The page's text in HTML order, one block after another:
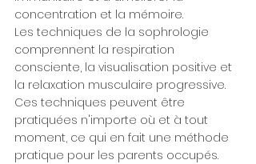
concentration et la mémoire.
Les techniques de la sophrologie
comprennent la respiration
consciente, la visualisation positive et
la relaxation musculaire progressive.
Ces techniques peuvent être
pratiquées n'importe où et à tout
moment, ce qui en fait une méthode
pratique pour les parents occupés.